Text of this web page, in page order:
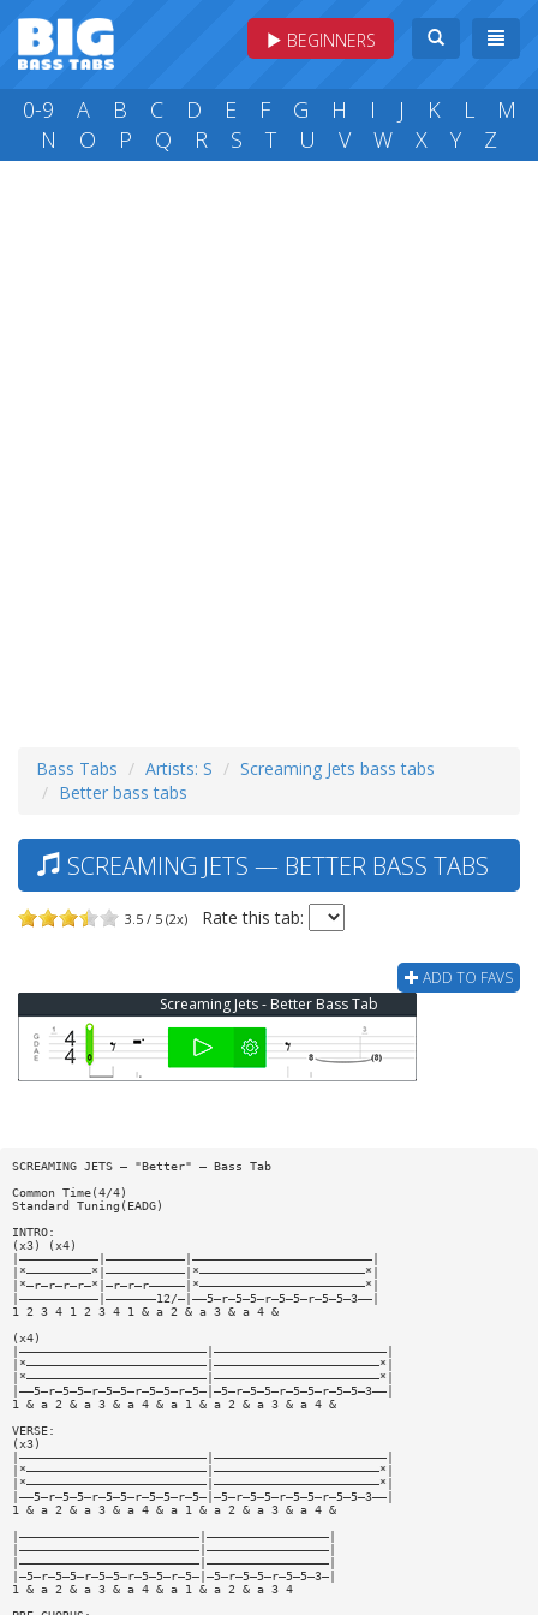
BEGINNERS
0-9 A B C D E F G H I J K L
M
N
O P Q R S T U V W X Y Z
Bass Tabs Artists: S
Screaming Jets bass tabs
Better bass tabs
SCREAMING JETS — BETTER BASS TABS
3.5 / 5 (2x) Rate this tab:
ADD TO FAVS
Screaming Jets - Better Bass Tab
SCREAMING JETS — "Better" — Bass Tab
Common Time(4/4)
Standard Tuning(EADG)
INTRO:
(x3) (x4)
|———————————|———————————|—————————————————————————|
|*—————————*|———————————|*———————————————————————*|
|*—r—r—r—r—*|—r—r—r—————|*———————————————————————*|
|———————————|———————12/—|——5—r—5—5—r—5—5—r—5—5—3——|
1 2 3 4 1 2 3 4 1 & a 2 & a 3 & a 4 &
(x4)
|——————————————————————————|————————————————————————|
|*—————————————————————————|———————————————————————*|
|*—————————————————————————|———————————————————————*|
|——5—r—5—5—r—5—5—r—5—5—r—5—|—5—r—5—5—r—5—5—r—5—5—3——|
1 & a 2 & a 3 & a 4 & a 1 & a 2 & a 3 & a 4 &
VERSE:
(x3)
|——————————————————————————|————————————————————————|
|*—————————————————————————|———————————————————————*|
|*—————————————————————————|———————————————————————*|
|——5—r—5—5—r—5—5—r—5—5—r—5—|—5—r—5—5—r—5—5—r—5—5—3——|
1 & a 2 & a 3 & a 4 & a 1 & a 2 & a 3 & a 4 &
|—————————————————————————|—————————————————|
|—————————————————————————|—————————————————|
|—————————————————————————|—————————————————|
|—5—r—5—5—r—5—5—r—5—5—r—5—|—5—r—5—5—r—5—5—3—|
1 & a 2 & a 3 & a 4 & a 1 & a 2 & a 3 4